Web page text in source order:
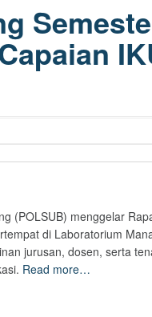
(POLSUB) menggelar
di Laboratorium
jurusan, dosen, serta
Read more…